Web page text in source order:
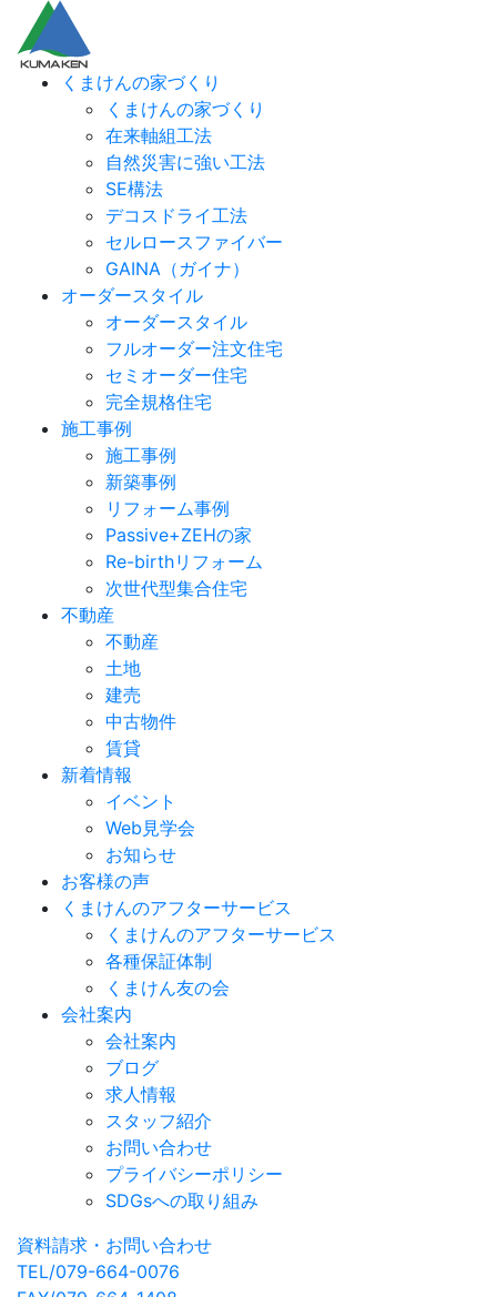
くまけんの家づくり
くまけんの家づくり
在来軸組工法
自然災害に強い工法
SE構法
デコスドライ工法
セルロースファイバー
GAINA（ガイナ）
オーダースタイル
オーダースタイル
フルオーダー注文住宅
セミオーダー住宅
完全規格住宅
施工事例
施工事例
新築事例
リフォーム事例
Passive+ZEHの家
Re-birthリフォーム
次世代型集合住宅
不動産
不動産
土地
建売
中古物件
賃貸
新着情報
イベント
Web見学会
お知らせ
お客様の声
くまけんのアフターサービス
くまけんのアフターサービス
各種保証体制
くまけん友の会
会社案内
会社案内
ブログ
求人情報
スタッフ紹介
お問い合わせ
プライバシーポリシー
SDGsへの取り組み
資料請求・お問い合わせ
TEL/079-664-0076